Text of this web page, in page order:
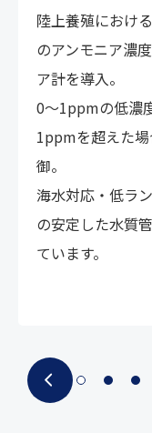
陸上養殖におけ
のアンモニア濃
ア計を導入。
0～1ppmの低濃
1ppmを超えた
御。
海水対応・低ラ
の安定した水質
ています。